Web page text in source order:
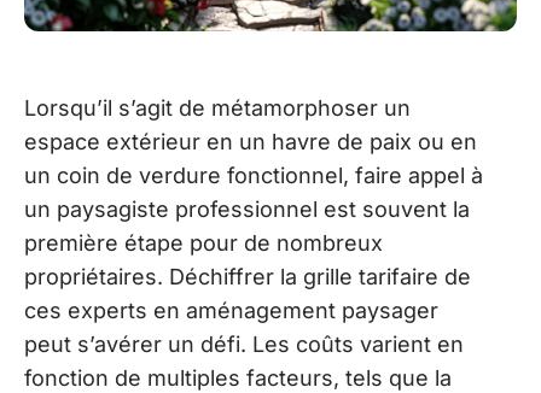
Lorsqu’il s’agit de métamorphoser un
espace extérieur en un havre de paix ou en
un coin de verdure fonctionnel, faire appel à
un paysagiste professionnel est souvent la
première étape pour de nombreux
propriétaires. Déchiffrer la grille tarifaire de
ces experts en aménagement paysager
peut s’avérer un défi. Les coûts varient en
fonction de multiples facteurs, tels que la